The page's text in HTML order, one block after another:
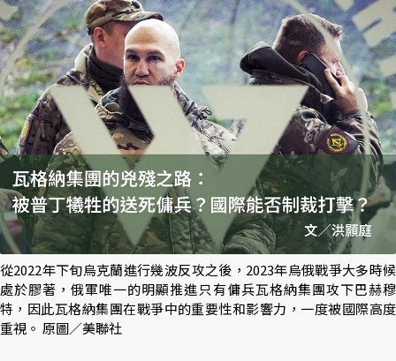
從2022年下旬烏克蘭進行幾波反攻之後，2023年烏俄戰爭大多時候
處於膠著，俄軍唯一的明顯推進只有傭兵瓦格納集團攻下巴赫穆
特，因此瓦格納集團在戰爭中的重要性和影響力，一度被國際高度
重視。 原圖／美聯社